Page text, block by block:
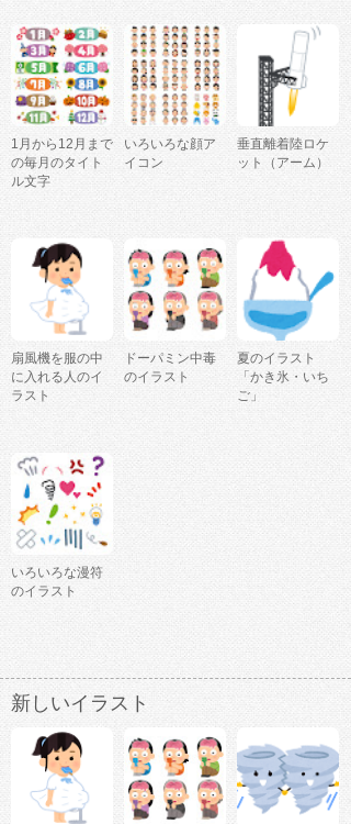
1月から12月まで
の毎月のタイト
ル文字
いろいろな顔ア
イコン
垂直離着陸ロケ
ット（アーム）
扇風機を服の中
に入れる人のイ
ラスト
ドーパミン中毒
のイラスト
夏のイラスト
「かき氷・いち
ご」
いろいろな漫符
のイラスト
新しいイラスト